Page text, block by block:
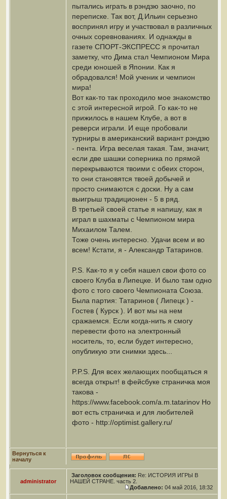
пытались играть в рэндзю заочно, по
переписке. Так вот, Д.Ильин серьезно
воспринял игру и участвовал в различных
очных соревнованиях. И однажды в
газете СПОРТ-ЭКСПРЕСС я прочитал
заметку, что Дима стал Чемпионом Мира
среди юношей в Японии. Как я
обрадовался! Мой ученик и чемпион
мира!
Вот как-то так проходило мое знакомство
с этой интересной игрой. Го как-то не
прижилось в нашем Клубе, а вот в
реверси играли. И еще пробовали
турниры в американский вариант рэндзю
- пента. Игра веселая такая. Там, значит,
если две шашки соперника по прямой
перекрываются твоими с обеих сторон,
то они становятся твоей добычей и
просто снимаются с доски. Ну а сам
выигрыш традиционен - 5 в ряд.
В третьей своей статье я напишу, как я
играл в шахматы с Чемпионом мира
Михаилом Талем.
Тоже очень интересно. Удачи всем и во
всем! Кстати, я - Александр Татаринов.
P.S. Как-то я у себя нашел свои фото со
своего Клуба в Липецке. И было там одно
фото с того своего Чемпионата Союза.
Была партия: Татаринов ( Липецк ) -
Гостев ( Курск ). И вот мы на нем
сражаемся. Если когда-нить я смогу
перевести фото на электронный
носитель, то, если будет интересно,
опубликую эти снимки здесь...
P.P.S. Для всех желающих пообщаться я
всегда открыт! в фейсбуке страничка моя
такова -
https://www.facebook.com/a.m.tatarinov Но
вот есть страничка и для любителей
фото - http://optimist.gallery.ru/
Вернуться к
началу
administrator
Заголовок сообщения: Re: ИСТОРИЯ ИГРЫ В
НАШЕЙ СТРАНЕ. часть 2.
Добавлено: 04 май 2016, 18:32